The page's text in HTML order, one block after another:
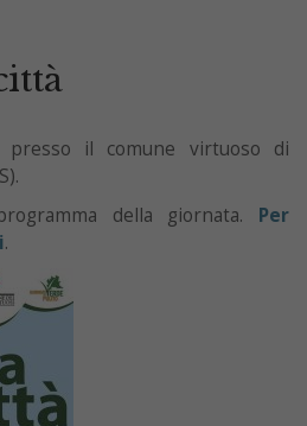
presso il comune virtuoso di
della giornata. Per
.